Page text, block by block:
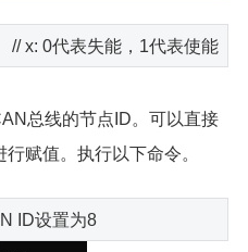
x: 0代表失能，1代表使能
总线的节点ID。可以直接
赋值。执行以下命令。
ID设置为8